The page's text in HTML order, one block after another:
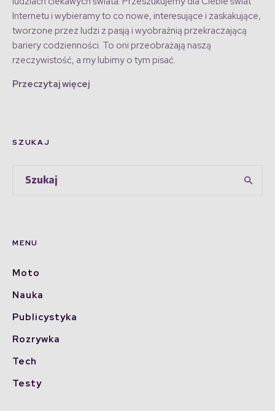
Internetu i wybieramy to co nowe, interesujące i zaskakujące,
tworzone przez ludzi z pasją i wyobraźnią przekraczającą
bariery codzienności. To oni przeobrażają naszą
rzeczywistość, a my lubimy o tym pisać.
Przeczytaj więcej
SZUKAJ
MENU
Moto
Nauka
Publicystyka
Rozrywka
Tech
Testy